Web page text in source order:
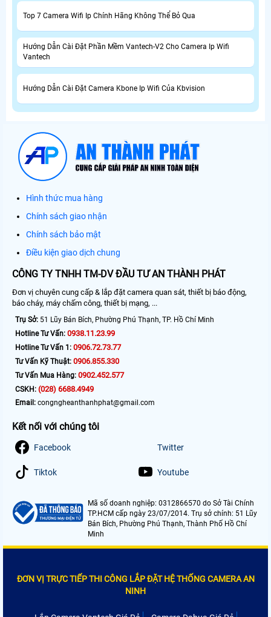
Top 7 Camera Wifi Ip Chính Hãng Không Thể Bỏ Qua
Hướng Dẫn Cài Đặt Phần Mềm Vantech-V2 Cho Camera Ip Wifi
Vantech
Hướng Dẫn Cài Đặt Camera Kbone Ip Wifi Của Kbvision
Hình thức mua hàng
Chính sách giao nhận
Chính sách bảo mật
Điều kiện giao dịch chung
CÔNG TY TNHH TM-DV ĐẦU TƯ AN THÀNH PHÁT
Đơn vị chuyên cung cấp & lắp đặt camera quan sát, thiết bị báo động,
báo cháy, máy chấm công, thiết bị mạng, ...
Trụ Sở: 51 Lũy Bán Bích, Phường Phú Thạnh, TP. Hồ Chí Minh
Hotline Tư Vấn: 0938.11.23.99
Hotline Tư Vấn 1: 0906.72.73.77
Tư Vấn Kỹ Thuật: 0906.855.330
Tư Vấn Mua Hàng: 0902.452.577
CSKH: (028) 6688.4949
Email: congngheanthanhphat@gmail.com
Kết nối với chúng tôi
Facebook Twitter
Tiktok Youtube
Mã số doanh nghiệp: 0312866570 do Sở Tài Chính
TP.HCM cấp ngày 23/07/2014. Trụ sở chính: 51 Lũy
Bán Bích, Phường Phú Thạnh, Thành Phố Hồ Chí
Minh
ĐƠN VỊ TRỰC TIẾP THI CÔNG LẮP ĐẶT HỆ THỐNG CAMERA AN
NINH